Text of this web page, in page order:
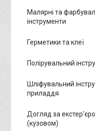
Малярні та
інструменти
Герметики та клеї
Полірувальний
Шліфувальний
приладдя
Догляд за
(кузовом)